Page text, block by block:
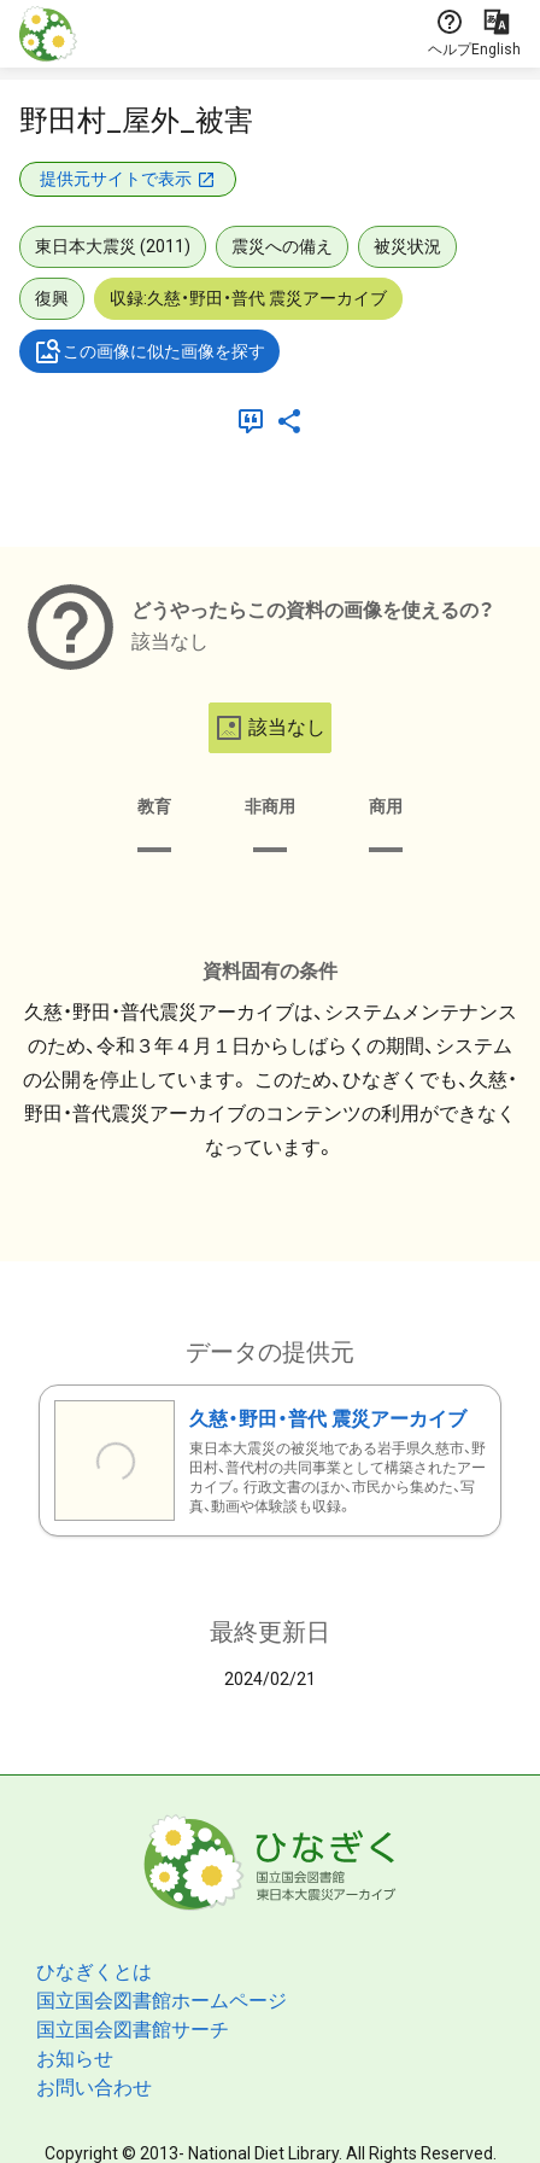
本文に飛ぶ
ヘルプEnglish
野田村_屋外_被害
提供元サイトで表示
東日本大震災 (2011) 震災への備え 被災状況
復興 収録:久慈・野田・普代 震災アーカイブ
この画像に似た画像を探す
どうやったらこの資料の画像を使えるの？
該当なし
該当なし
教育 非商用 商用
資料固有の条件
久慈・野田・普代震災アーカイブは、システムメンテナンス
のため、令和３年４月１日からしばらくの期間、システム
の公開を停止しています。 このため、ひなぎくでも、久慈・
野田・普代震災アーカイブのコンテンツの利用ができなく
なっています。
データの提供元
久慈・野田・普代 震災アーカイブ
東日本大震災の被災地である岩手県久慈市、野
田村、普代村の共同事業として構築されたアー
カイブ。行政文書のほか、市民から集めた、写
真、動画や体験談も収録。
最終更新日
2024/02/21
ひなぎくとは
国立国会図書館ホームページ
国立国会図書館サーチ
お知らせ
お問い合わせ
Copyright © 2013- National Diet Library. All Rights Reserved.